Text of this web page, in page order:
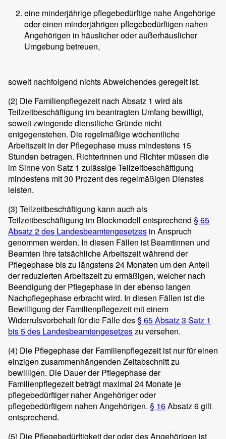
eine minderjährige pflegebedürftige nahe Angehörige
oder einen minderjährigen pflegebedürftigen nahen
Angehörigen in häuslicher oder außerhäuslicher
Umgebung betreuen,
soweit nachfolgend nichts Abweichendes geregelt ist.
(2) Die Familienpflegezeit nach Absatz 1 wird als
Teilzeitbeschäftigung im beantragten Umfang bewilligt,
soweit zwingende dienstliche Gründe nicht
entgegenstehen. Die regelmäßige wöchentliche
Arbeitszeit in der Pflegephase muss mindestens 15
Stunden betragen. Richterinnen und Richter müssen die
im Sinne von Satz 1 zulässige Teilzeitbeschäftigung
mindestens mit 30 Prozent des regelmäßigen Dienstes
leisten.
(3) Teilzeitbeschäftigung kann auch als
Teilzeitbeschäftigung im Blockmodell entsprechend § 65
Absatz 2 des Landesbeamtengesetzes in Anspruch
genommen werden. In diesen Fällen ist Beamtinnen und
Beamten ihre tatsächliche Arbeitszeit während der
Pflegephase bis zu längstens 24 Monaten um den Anteil
der reduzierten Arbeitszeit zu ermäßigen, welcher nach
Beendigung der Pflegephase in der ebenso langen
Nachpflegephase erbracht wird. In diesen Fällen ist die
Bewilligung der Familienpflegezeit mit einem
Widerrufsvorbehalt für die Fälle des§ 65 Absatz 3 Satz 1
bis 5 des Landesbeamtengesetzeszu versehen.
(4) Die Pflegephase der Familienpflegezeit ist nur für einen
einzigen zusammenhängenden Zeitabschnitt zu
bewilligen. Die Dauer der Pflegephase der
Familienpflegezeit beträgt maximal 24 Monate je
pflegebedürftiger naher Angehöriger oder
pflegebedürftigem nahen Angehörigen. § 16Absatz 6 gilt
entsprechend.
(5) Die Pflegebedürftigkeit der oder des Angehörigen ist